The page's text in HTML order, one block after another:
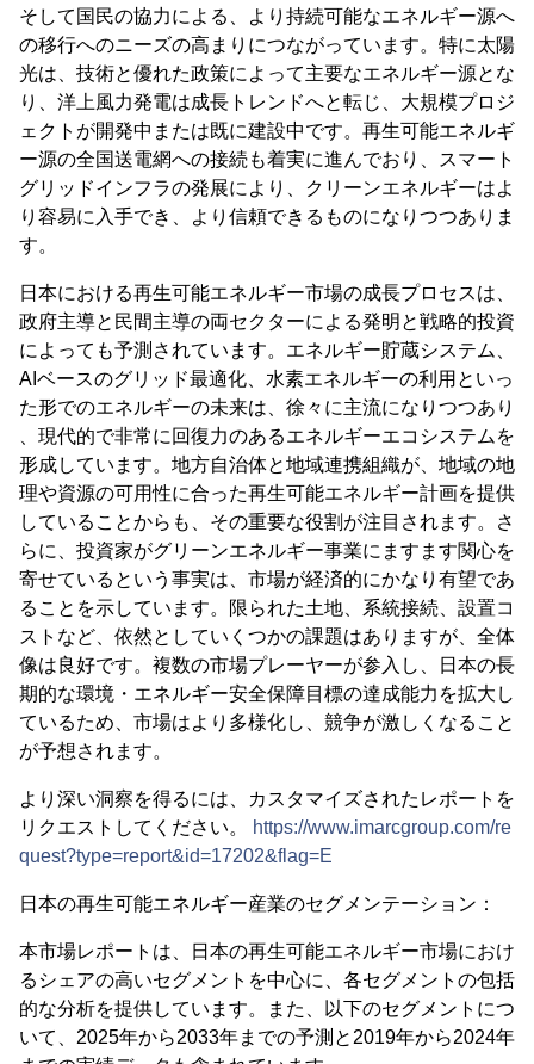
そして国民の協力による、より持続可能なエネルギー源へ
の移行へのニーズの高まりにつながっています。特に太陽
光は、技術と優れた政策によって主要なエネルギー源とな
り、洋上風力発電は成長トレンドへと転じ、大規模プロジ
ェクトが開発中または既に建設中です。再生可能エネルギ
ー源の全国送電網への接続も着実に進んでおり、スマート
グリッドインフラの発展により、クリーンエネルギーはよ
り容易に入手でき、より信頼できるものになりつつありま
す。
日本における再生可能エネルギー市場の成長プロセスは、
政府主導と民間主導の両セクターによる発明と戦略的投資
によっても予測されています。エネルギー貯蔵システム、
AIベースのグリッド最適化、水素エネルギーの利用といっ
た形でのエネルギーの未来は、徐々に主流になりつつあり
、現代的で非常に回復力のあるエネルギーエコシステムを
形成しています。地方自治体と地域連携組織が、地域の地
理や資源の可用性に合った再生可能エネルギー計画を提供
していることからも、その重要な役割が注目されます。さ
らに、投資家がグリーンエネルギー事業にますます関心を
寄せているという事実は、市場が経済的にかなり有望であ
ることを示しています。限られた土地、系統接続、設置コ
ストなど、依然としていくつかの課題はありますが、全体
像は良好です。複数の市場プレーヤーが参入し、日本の長
期的な環境・エネルギー安全保障目標の達成能力を拡大し
ているため、市場はより多様化し、競争が激しくなること
が予想されます。
より深い洞察を得るには、カスタマイズされたレポートを
リクエストしてください。
https://www.imarcgroup.com/re
quest?type=report&id=17202&flag=E
日本の再生可能エネルギー産業のセグメンテーション：
本市場レポートは、日本の再生可能エネルギー市場におけ
るシェアの高いセグメントを中心に、各セグメントの包括
的な分析を提供しています。また、以下のセグメントにつ
いて、2025年から2033年までの予測と2019年から2024年